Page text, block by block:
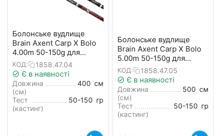
Болонське вудлище
Brain Axent Carp X Bolo
4.00m 50-150g для
бічного ківка
(телескопічне, з
кільцями) + чохол та
захист на кільця
КОД: 1858.47.04
Є в наявності
Довжина
(см)
400 см
Тест
(кастинг)
50-150 гр
Болонське вудлище
Brain Axent Carp X Bolo
5.00m 50-150g для
бічного ківка
(телескопічне, з
кільцями) + чохол та
захист на кільця
КОД: 1858.47.05
Є в наявності
Довжина
(см)
500 см
Тест
(кастинг)
50-150 гр